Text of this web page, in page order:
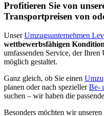
Profitieren Sie von
Transportpreisen von
UnserUmzugsunternehmen
wettbewerbsfähigen
umfassenden Service, der
möglich gestaltet.
Ganz gleich, ob Sie einen
planen oder nach speziellerBe-
suchen – wir haben die
Besonders möchten wir unseren